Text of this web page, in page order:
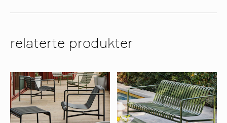
relaterte produkter